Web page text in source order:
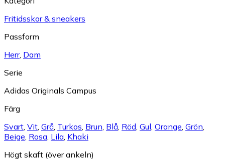
Fritidsskor & sneakers
Passform
Herr, Dam
Serie
Adidas Originals Campus
Färg
Svart, Vit, Grå, Turkos, Brun, Blå, Röd, Gul, Orange, Grön,
Beige, Rosa, Lila, Khaki
Högt skaft (över ankeln)